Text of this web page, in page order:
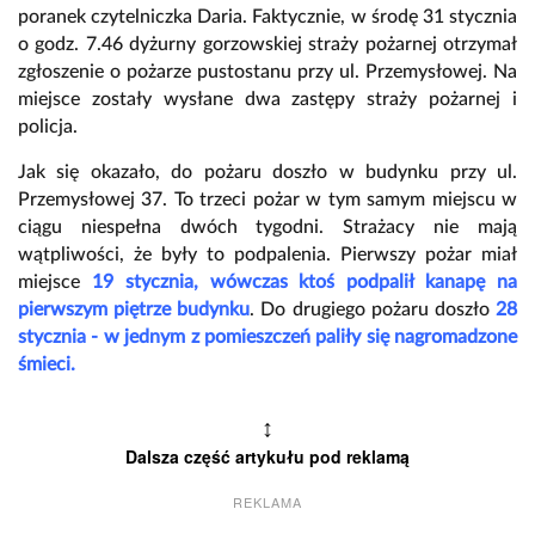
poranek czytelniczka Daria. Faktycznie, w środę 31 stycznia
o godz. 7.46 dyżurny gorzowskiej straży pożarnej otrzymał
zgłoszenie o pożarze pustostanu przy ul. Przemysłowej. Na
miejsce zostały wysłane dwa zastępy straży pożarnej i
policja.
Jak się okazało, do pożaru doszło w budynku przy ul.
Przemysłowej 37. To trzeci pożar w tym samym miejscu w
ciągu niespełna dwóch tygodni. Strażacy nie mają
wątpliwości, że były to podpalenia. Pierwszy pożar miał
miejsce 19 stycznia, wówczas ktoś podpalił kanapę na
pierwszym piętrze budynku. Do drugiego pożaru doszło 28
stycznia - w jednym z pomieszczeń paliły się nagromadzone
śmieci.
↕
Dalsza część artykułu pod reklamą
REKLAMA